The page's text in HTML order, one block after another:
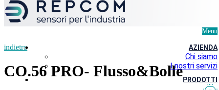
Menu
AZIENDA
Chi siamo
I nostri servizi
PRODOTTI
indietro
CO.56 PRO- Flusso&Bolle